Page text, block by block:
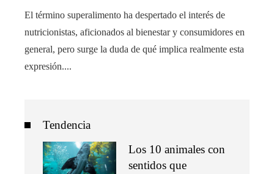
El término superalimento ha despertado el interés de
nutricionistas, aficionados al bienestar y consumidores en
general, pero surge la duda de qué implica realmente esta
expresión....
Tendencia
Los 10 animales con
sentidos que